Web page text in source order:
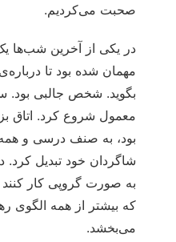
صحبت می‌کردیم.
در یکی از آخرین شب‌ها
مهمان شده بود تا
بگوید. شخص جالبی بود.
معمول شروع کرد. اتاق
بود، به صنف درسی و
شاگردان خود تبدیل کرد.
به صورت گروپی کار کنند
که بیشتر از همه الگوی
می‌بخشد.